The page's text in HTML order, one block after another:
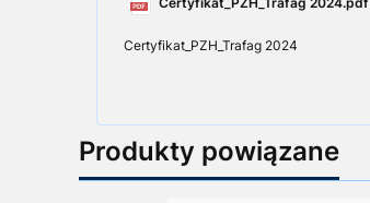
Certyfikat_PZH_Trafag 2024
Produkty powiązane